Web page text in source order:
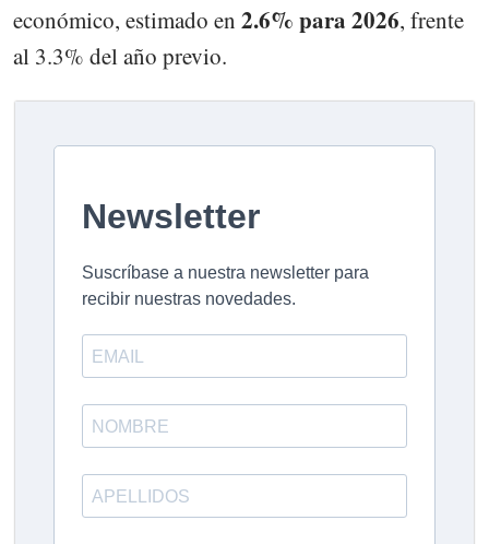
económico, estimado en 2.6% para 2026, frente
al 3.3% del año previo.